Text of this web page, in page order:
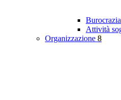
Attività
Organizzazione 8